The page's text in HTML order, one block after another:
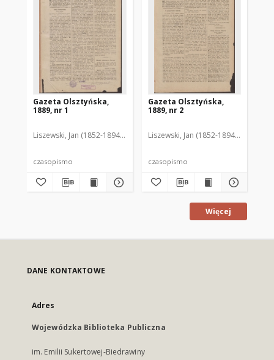
Gazeta Olsztyńska,
1889, nr 1
Liszewski, Jan (1852-1894). Red.
czasopismo
Gazeta Olsztyńska,
1889, nr 2
Liszewski, Jan (1852-1894). Red.
czasopismo
Więcej
DANE KONTAKTOWE
Adres
Wojewódzka Biblioteka Publiczna
im. Emilii Sukertowej-Biedrawiny